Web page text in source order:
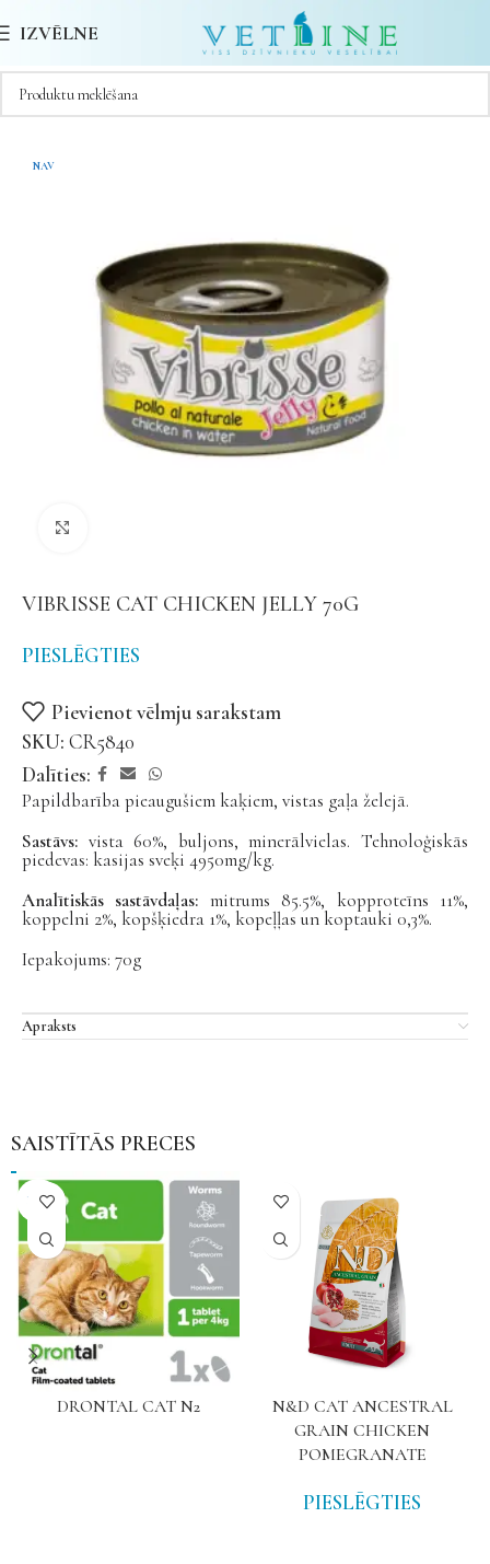
IZVĒLNE
NAV
VIBRISSE CAT CHICKEN JELLY 70G
PIESLĒGTIES
Pievienot vēlmju sarakstam
SKU: CR5840
Dalīties:
Papildbarība pieaugušiem kaķiem, vistas gaļa želejā.
Sastāvs: vista 60%, buljons, minerālvielas. Tehnoloģiskās
piedevas: kasijas sveķi 4950mg/kg.
Analītiskās sastāvdaļas: mitrums 85.5%, kopproteīns 11%,
koppelni 2%, kopšķiedra 1%, kopeļļas un koptauki 0,3%.
Iepakojums: 70g
Apraksts
SAISTĪTĀS PRECES
NAV
DRONTAL CAT N2
N&D CAT ANCESTRAL
GRAIN CHICKEN
POMEGRANATE
PIESLĒGTIES